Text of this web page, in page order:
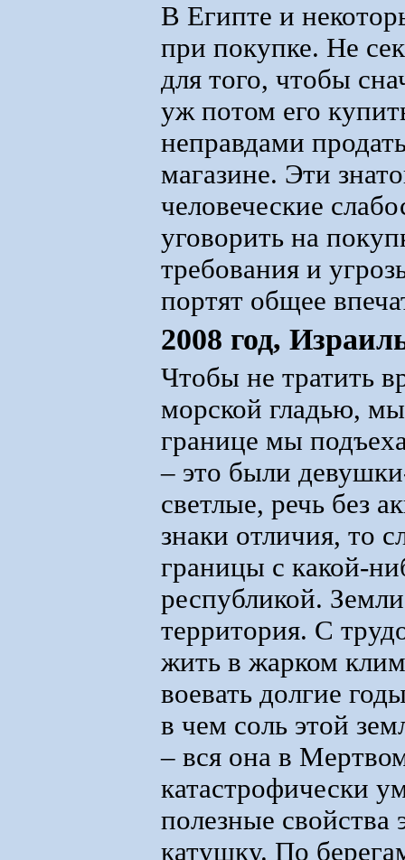
В Египте и
при покупке. Не
для того, чтобы
уж потом его
неправдами
магазине. Эти
человеческие
уговорить на
требования и
портят общее
2008 год,
Чтобы не тратить
морской гладью,
границе мы
– это были
светлые, речь без
знаки отличия, то
границы с какой-
республикой.
территория. С
жить в жарком
воевать долгие
в чем соль этой
– вся она в
катастрофически
полезные свойства
катушку. По